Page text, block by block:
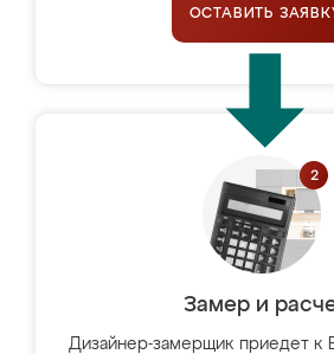
ОСТАВИТЬ
Замер и
Дизайнер-замерщик приедет к